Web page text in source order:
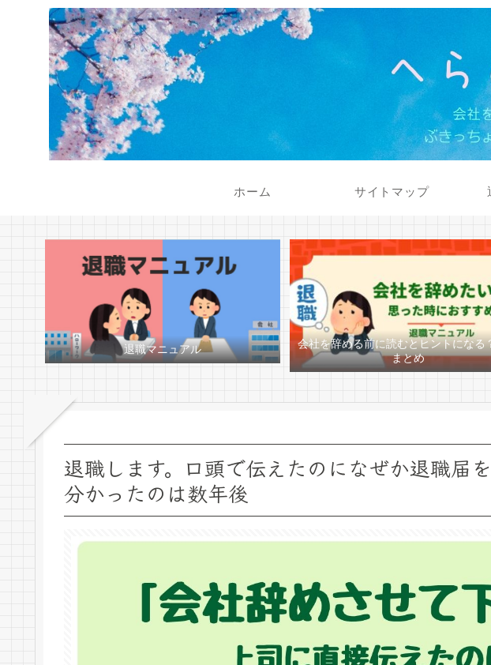
ホーム サイトマップ
退職マニュアル
会社を辞める前に読むとヒントになる
まとめ
退職します。口頭で伝えたのになぜか退職届
分かったのは数年後